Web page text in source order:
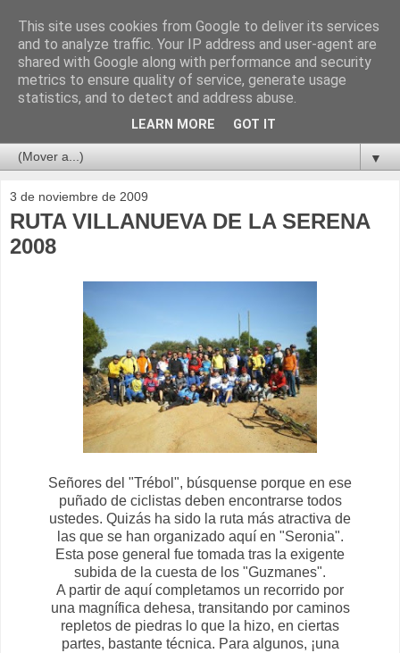
▼
3 de noviembre de 2009
RUTA VILLANUEVA DE LA SERENA
2008
Señores del "Trébol", búsquense porque en ese
puñado de ciclistas deben encontrarse todos
ustedes. Quizás ha sido la ruta más atractiva de
las que se han organizado aquí en "Seronia".
Esta pose general fue tomada tras la exigente
subida de la cuesta de los "Guzmanes".
A partir de aquí completamos un recorrido por
una magnífica dehesa, transitando por caminos
repletos de piedras lo que la hizo, en ciertas
partes, bastante técnica. Para algunos, ¡una
This site uses cookies from Google to deliver its services
and to analyze traffic. Your IP address and user-agent are
shared with Google along with performance and security
metrics to ensure quality of service, generate usage
statistics, and to detect and address abuse.
LEARN MORE GOT IT